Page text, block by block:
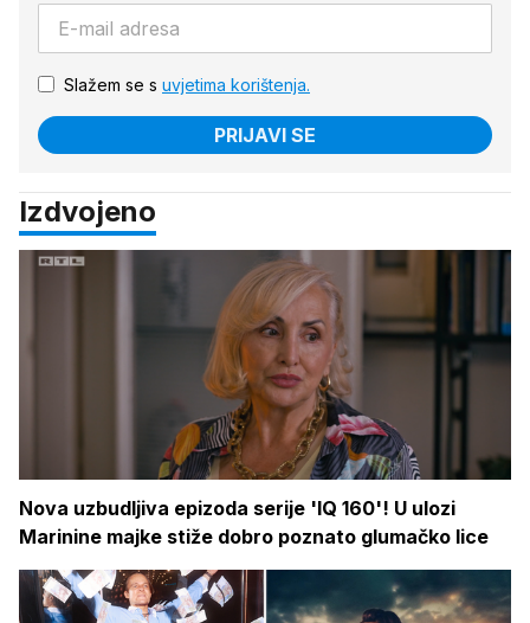
Slažem se s uvjetima korištenja.
PRIJAVI SE
Izdvojeno
Nova uzbudljiva epizoda serije 'IQ 160'! U ulozi
Marinine majke stiže dobro poznato glumačko lice